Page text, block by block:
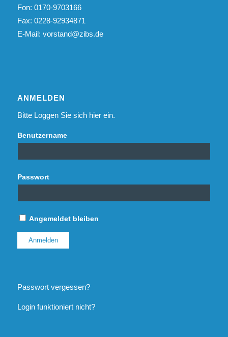
Fon: 0170-9703166
Fax: 0228-92934871
E-Mail: vorstand@zibs.de
ANMELDEN
Bitte Loggen Sie sich hier ein.
Benutzername
Passwort
Angemeldet bleiben
Passwort vergessen?
Login funktioniert nicht?